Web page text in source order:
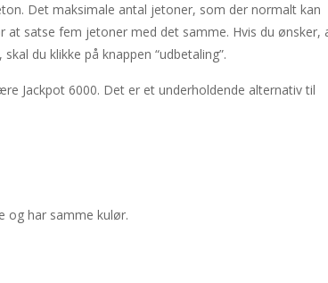
vækst som en central del af vores dagligdag er online
Det maksimale antal jetoner, som der normalt kan
at satse fem jetoner med det samme. Hvis du ønsker,
du klikke på knappen “udbetaling”.
Jackpot 6000. Det er et underholdende alternativ til
og har samme kulør.